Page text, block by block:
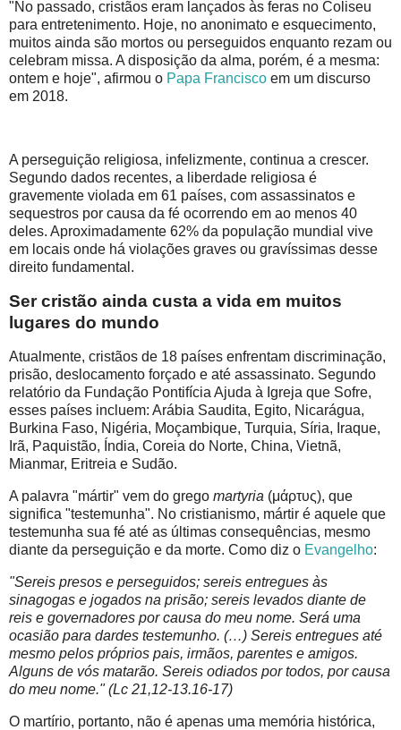
"No passado, cristãos eram lançados às feras no Coliseu
para entretenimento. Hoje, no anonimato e esquecimento,
muitos ainda são mortos ou perseguidos enquanto rezam ou
celebram missa. A disposição da alma, porém, é a mesma:
ontem e hoje", afirmou o Papa Francisco em um discurso
em 2018.
A perseguição religiosa, infelizmente, continua a crescer.
Segundo dados recentes, a liberdade religiosa é
gravemente violada em 61 países, com assassinatos e
sequestros por causa da fé ocorrendo em ao menos 40
deles. Aproximadamente 62% da população mundial vive
em locais onde há violações graves ou gravíssimas desse
direito fundamental.
Ser cristão ainda custa a vida em muitos
lugares do mundo
Atualmente, cristãos de 18 países enfrentam discriminação,
prisão, deslocamento forçado e até assassinato. Segundo
relatório da Fundação Pontifícia Ajuda à Igreja que Sofre,
esses países incluem: Arábia Saudita, Egito, Nicarágua,
Burkina Faso, Nigéria, Moçambique, Turquia, Síria, Iraque,
Irã, Paquistão, Índia, Coreia do Norte, China, Vietnã,
Mianmar, Eritreia e Sudão.
A palavra "mártir" vem do grego martyria (μάρτυς), que
significa "testemunha". No cristianismo, mártir é aquele que
testemunha sua fé até as últimas consequências, mesmo
diante da perseguição e da morte. Como diz o Evangelho:
"Sereis presos e perseguidos; sereis entregues às
sinagogas e jogados na prisão; sereis levados diante de
reis e governadores por causa do meu nome. Será uma
ocasião para dardes testemunho. (…) Sereis entregues até
mesmo pelos próprios pais, irmãos, parentes e amigos.
Alguns de vós matarão. Sereis odiados por todos, por causa
do meu nome." (Lc 21,12-13.16-17)
O martírio, portanto, não é apenas uma memória histórica,